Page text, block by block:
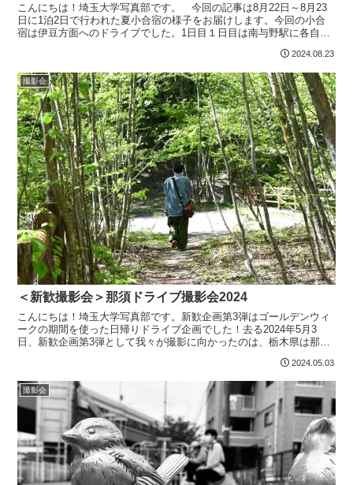
こんにちは！埼玉大学写真部です。 今回の記事は8月22日～8月23
日に1泊2日で行われた夏小合宿の様子をお届けします。今回の小合
宿は伊豆方面へのドライブでした。1日目１日目は南与野駅に各自集
2024.08.23
撮影会
＜新歓撮影会＞那須ドライブ撮影会2024
こんにちは！埼玉大学写真部です。新歓企画第3弾はゴールデンウィ
ークの期間を使った日帰りドライブ企画でした！去る2024年5月3
日、新歓企画第3弾として我々が撮影に向かったのは、栃木県は那須
2024.05.03
撮影会